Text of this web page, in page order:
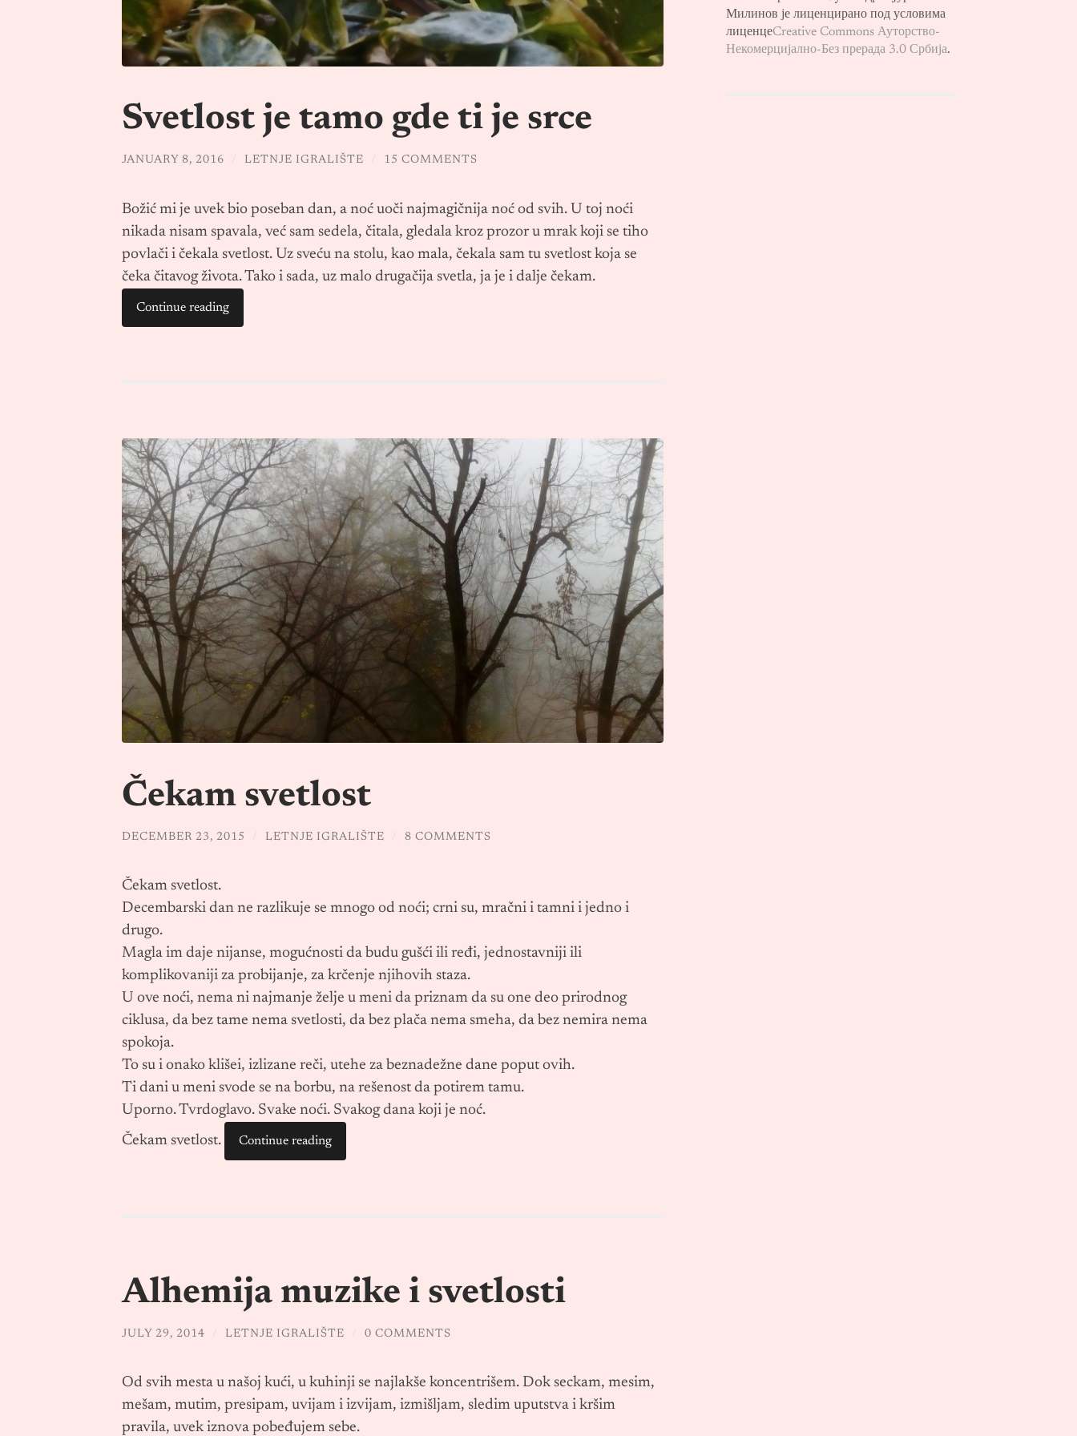
Svetlost je tamo gde ti je srce
JANUARY 8, 2016 / LETNJE IGRALIŠTE / 15 COMMENTS
Božić mi je uvek bio poseban dan, a noć uoči najmagičnija noć od svih. U toj noći
nikada nisam spavala, već sam sedela, čitala, gledala kroz prozor u mrak koji se tiho
povlači i čekala svetlost. Uz sveću na stolu, kao mala, čekala sam tu svetlost koja se
čeka čitavog života. Tako i sada, uz malo drugačija svetla, ja je i dalje čekam.
Continue reading
Čekam svetlost
DECEMBER 23, 2015 / LETNJE IGRALIŠTE / 8 COMMENTS
Čekam svetlost.
Decembarski dan ne razlikuje se mnogo od noći; crni su, mračni i tamni i jedno i
drugo.
Magla im daje nijanse, mogućnosti da budu gušći ili ređi, jednostavniji ili
komplikovaniji za probijanje, za krčenje njihovih staza.
U ove noći, nema ni najmanje želje u meni da priznam da su one deo prirodnog
ciklusa, da bez tame nema svetlosti, da bez plača nema smeha, da bez nemira nema
spokoja.
To su i onako klišei, izlizane reči, utehe za beznadežne dane poput ovih.
Ti dani u meni svode se na borbu, na rešenost da potirem tamu.
Uporno. Tvrdoglavo. Svake noći. Svakog dana koji je noć.
Čekam svetlost.
Continue reading
Alhemija muzike i svetlosti
JULY 29, 2014 / LETNJE IGRALIŠTE / 0 COMMENTS
Od svih mesta u našoj kući, u kuhinji se najlakše koncentrišem. Dok seckam, mesim,
mešam, mutim, presipam, uvijam i izvijam, izmišljam, sledim uputstva i kršim
pravila, uvek iznova pobeđujem sebe.
Милинов је лиценцирано под условима
лиценцеCreative Commons Ауторство-
Некомерцијално-Без прерада 3.0 Србија.